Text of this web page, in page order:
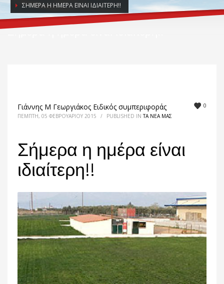
ΣΉΜΕΡΑ Η ΗΜΈΡΑ ΕΊΝΑΙ ΙΔΙΑΊΤΕΡΗ!!
Σήμερα η ημέρα είναι ιδιαίτερη!!
0
Γιάννης Μ Γεωργιάκος Ειδικός συμπεριφοράς
ΠΈΜΠΤΗ, 05 ΦΕΒΡΟΥΑΡΊΟΥ 2015 / PUBLISHED INΤΑ ΝΈΑ ΜΑΣ
Σήμερα η ημέρα είναι
ιδιαίτερη!!